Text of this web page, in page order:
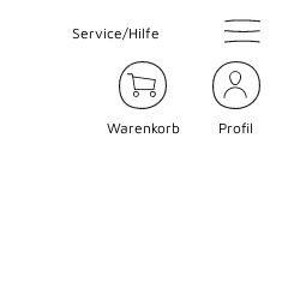
Service/Hilfe
Warenkorb Profil